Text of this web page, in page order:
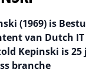
(1969) is
van Dutch
Kepinski is
branche